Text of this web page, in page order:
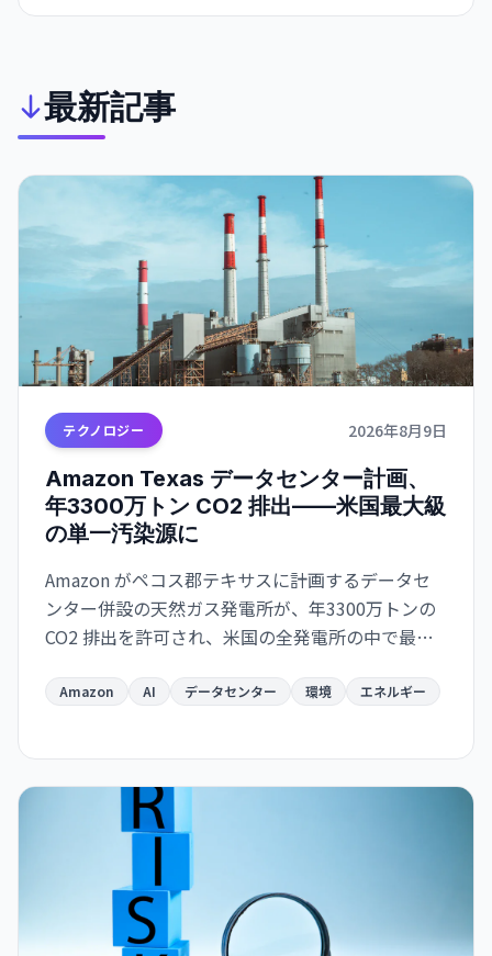
向けの戦略的展開。
最新記事
テクノロジー 2026年8月9日
Amazon Texas データセンター計画、
年3300万トン CO2 排出——米国最大級
の単一汚染源に
Amazon がペコス郡テキサスに計画するデータセ
ンター併設の天然ガス発電所が、年3300万トンの
CO2 排出を許可され、米国の全発電所の中で最大
と深刻に矛盾する局面を示唆している。
Amazon AI データセンター 環境 エネルギー